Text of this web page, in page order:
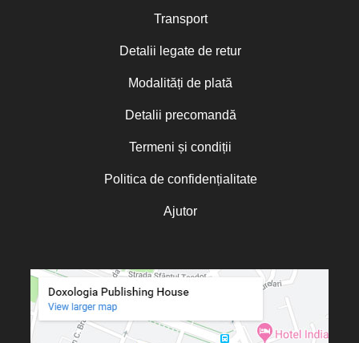
Transport
Detalii legate de retur
Modalități de plată
Detalii precomandă
Termeni și condiții
Politica de confidențialitate
Ajutor